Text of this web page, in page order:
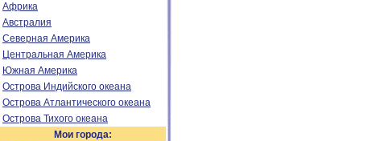
Африка
Австралия
Северная Америка
Центральная Америка
Южная Америка
Острова Индийского океана
Острова Атлантического океана
Острова Тихого океана
Мои города: